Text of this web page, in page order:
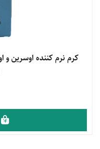
مشاهده محصول